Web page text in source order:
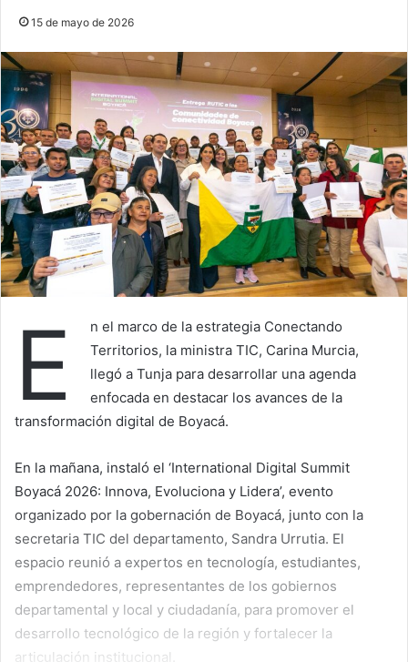
15 de mayo de 2026
E
n el marco de la estrategia Conectando
Territorios, la ministra TIC, Carina Murcia,
llegó a Tunja para desarrollar una agenda
enfocada en destacar los avances de la
transformación digital de Boyacá.
En la mañana, instaló el ‘International Digital Summit
Boyacá 2026: Innova, Evoluciona y Lidera’, evento
organizado por la gobernación de Boyacá, junto con la
secretaria TIC del departamento, Sandra Urrutia. El
espacio reunió a expertos en tecnología, estudiantes,
emprendedores, representantes de los gobiernos
departamental y local y ciudadanía, para promover el
desarrollo tecnológico de la región y fortalecer la
articulación institucional.